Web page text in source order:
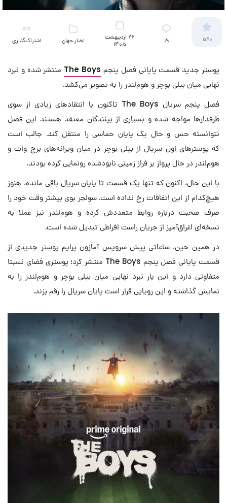
0/10
19
26 اردیبهشت
1405
اخبار جهان
اشتراک‌گذاری
پوستر جدید قسمت پایانی فصل پنجم The Boys منتشر شده و نبرد
نهایی میان بیلی بوچر و هوم‌لندر را به تصویر می‌کشد.
فصل پنجم سریال The Boys تاکنون با انتقادهای زیادی از سوی
طرفدارها مواجه شده و بسیاری از بینندگان معتقد هستند این فصل
نتوانسته حس و حال یک پایان حماسی را منتقل کند. جالب است
کهپوسترهای اول سریال از بیلی بوچر در میان ویرانه‌های برج وات و
هوم‌لندر در حال پرواز بر فراز زمینی نابودشده رونمایی کرده بودند.
با این حال، اکنون که تنها یک قسمت تا پایان سریال باقی مانده، هنوز
هیچ‌کدام از این اتفاقات رخ نداده است. سولجر بوی بیشتر وقت خود را
صرف صحبت درباره روابط متعددش کرده و هوم‌لندر نیز عملا به
نسخه‌ای اغراق‌آمیز از جریان راست افراطی تبدیل شده است.
در همین حین، ساعاتی پیش سرویس آمازون پرایم پوستر جدیدی از
قسمت پایانی فصل پنجم The Boys منتشر کرد؛ پوستری فضای نسبتا
متفاوتی دارد و این بار نبرد نهایی میان بیلی بوچر و هوم‌لندر را به
نمایش گذاشته و این رویایی قرار است پایان سریال را رقم بزند.